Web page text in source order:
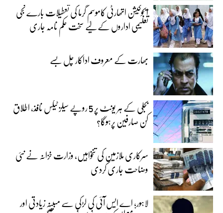
ایجوکیشن اتھارٹی کاموسمِ گرما کی تعطیلات بارے نجی
تعلیمی اداروں کے لیے سخت حکم نامہ جاری
بھارت کے معروف اداکار چل بسے
بجلی کے ہر یونٹ پر 5 روپے سیلز ٹیکس نافذ، اطلاق
کن صارفین پرہوگا؟
سرکاری ملازمین کی تنخواہیں، وزارت خزانہ نے نئی
وضاحت جاری کردی
لاہور؛ اے ایس آئی کی لڑکی سے مبینہ زیادتی اور